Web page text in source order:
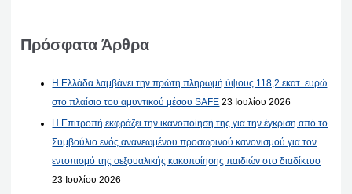
Πρόσφατα Άρθρα
Η Ελλάδα λαμβάνει την πρώτη πληρωμή ύψους 118,2 εκατ. ευρώ
στο πλαίσιο του αμυντικού μέσου SAFE 23 Ιουλίου 2026
Η Επιτροπή εκφράζει την ικανοποίησή της για την έγκριση από το
Συμβούλιο ενός ανανεωμένου προσωρινού κανονισμού για τον
εντοπισμό της σεξουαλικής κακοποίησης παιδιών στο διαδίκτυο
23 Ιουλίου 2026